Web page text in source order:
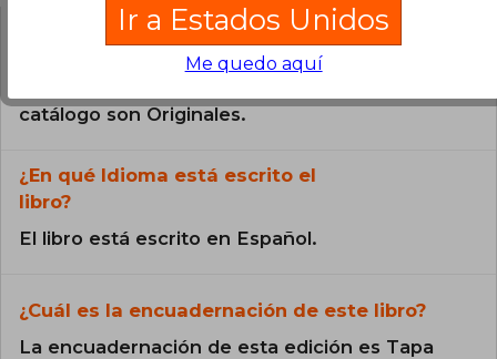
¿El libro es original?
catálogo son Originales.
¿En qué Idioma está escrito el
libro?
El libro está escrito en Español.
¿Cuál es la encuadernación de este libro?
La encuadernación de esta edición es Tapa
Ir a Estados Unidos
Me quedo aquí